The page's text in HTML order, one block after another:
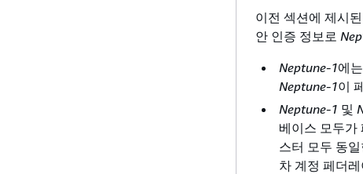
이전 섹션에 제시
안 인증 정보로
Neptune-1에
Neptune-1이
Neptune-1 및
베이스 모두가
스터 모두 동
차 계정 페더